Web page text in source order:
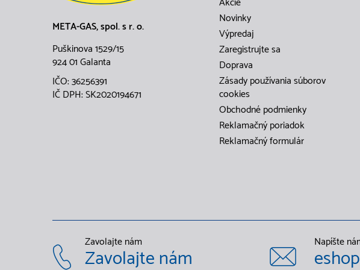
META-GAS, spol. s r. o.
Puškinova 1529/15
924 01 Galanta
IČO: 36256391
IČ DPH: SK2020194671
Novinky
Výpredaj
Zaregistrujte sa
Doprava
Zásady používania súborov
cookies
Obchodné podmienky
Reklamačný poriadok
Reklamačný formulár
Zavolajte nám
Zavolajte nám
Napíšte